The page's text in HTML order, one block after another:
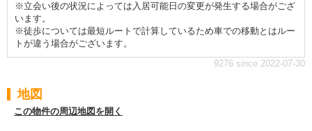
※立会い後の状況によっては入居可能日の変更が発生する場合がござ
います。
※徒歩については最短ルートで計算しているため車での移動とはルー
トが違う場合がございます。
9276 since 2022-07-30
地図
この物件の周辺地図を開く